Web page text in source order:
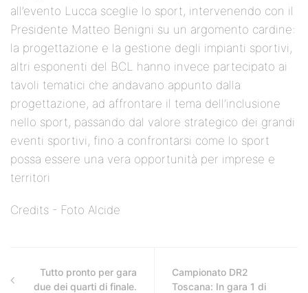
all’evento Lucca sceglie lo sport, intervenendo con il
Presidente Matteo Benigni su un argomento cardine:
la progettazione e la gestione degli impianti sportivi,
altri esponenti del BCL hanno invece partecipato ai
tavoli tematici che andavano appunto dalla
progettazione, ad affrontare il tema dell’inclusione
nello sport, passando dal valore strategico dei grandi
eventi sportivi, fino a confrontarsi come lo sport
possa essere una vera opportunità per imprese e
territori
Credits - Foto Alcide
Tutto pronto per gara
due dei quarti di finale.
Campionato DR2
Toscana: In gara 1 di